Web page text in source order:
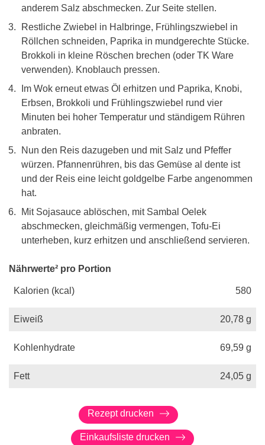
anderem Salz abschmecken. Zur Seite stellen.
Restliche Zwiebel in Halbringe, Frühlingszwiebel in
Röllchen schneiden, Paprika in mundgerechte Stücke.
Brokkoli in kleine Röschen brechen (oder TK Ware
verwenden). Knoblauch pressen.
Im Wok erneut etwas Öl erhitzen und Paprika, Knobi,
Erbsen, Brokkoli und Frühlingszwiebel rund vier
Minuten bei hoher Temperatur und ständigem Rühren
anbraten.
Nun den Reis dazugeben und mit Salz und Pfeffer
würzen. Pfannenrühren, bis das Gemüse al dente ist
und der Reis eine leicht goldgelbe Farbe angenommen
hat.
Mit Sojasauce ablöschen, mit Sambal Oelek
abschmecken, gleichmäßig vermengen, Tofu-Ei
unterheben, kurz erhitzen und anschließend servieren.
Nährwerte² pro Portion
Kalorien (kcal) 580
Eiweiß 20,78 g
Kohlenhydrate 69,59 g
Fett 24,05 g
Rezept drucken
Einkaufsliste drucken